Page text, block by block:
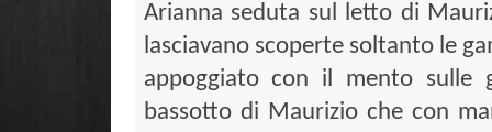
Arianna seduta sul letto di
lasciavano scoperte soltanto le
appoggiato con il mento sulle
bassotto di Maurizio che con